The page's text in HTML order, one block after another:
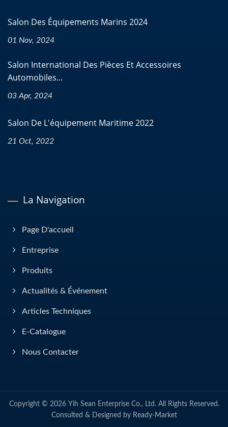
Salon Des Équipements Marins 2024
01 Nov, 2024
Salon International Des Pièces Et Accessoires
Automobiles...
03 Apr, 2024
Salon De L'équipement Maritime 2022
21 Oct, 2022
La Navigation
Page D'accueil
Entreprise
Produits
Actualités & Événement
Articles Techniques
E-Catalogue
Nous Contacter
Copyright © 2026 Yih Sean Enterprise Co., Ltd.All Rights Reserved.
Consulted & Designed by Ready-Market